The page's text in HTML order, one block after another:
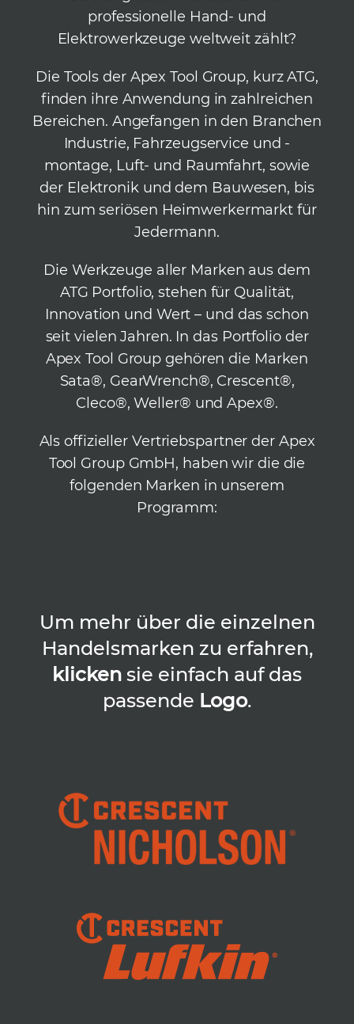
professionelle Hand- und
Elektrowerkzeuge weltweit zählt?
Die Tools der Apex Tool Group, kurz ATG,
finden ihre Anwendung in zahlreichen
Bereichen. Angefangen in den Branchen
Industrie, Fahrzeugservice und -
montage, Luft- und Raumfahrt, sowie
der Elektronik und dem Bauwesen, bis
hin zum seriösen Heimwerkermarkt für
Jedermann.
Die Werkzeuge aller Marken aus dem
ATG Portfolio, stehen für Qualität,
Innovation und Wert – und das schon
seit vielen Jahren. In das Portfolio der
Apex Tool Group gehören die Marken
Sata®, GearWrench®, Crescent®,
Cleco®, Weller® und Apex®.
Als offizieller Vertriebspartner der Apex
Tool Group GmbH, haben wir die die
folgenden Marken in unserem
Programm:
Um mehr über die einzelnen
Handelsmarken zu erfahren,
klicken sie einfach auf das
passende Logo.